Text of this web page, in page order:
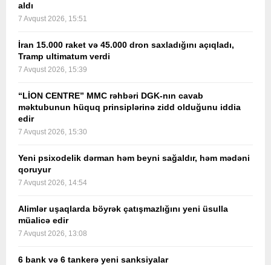
aldı
7 Avqust 2026, 15:51
İran 15.000 raket və 45.000 dron saxladığını açıqladı,
Tramp ultimatum verdi
7 Avqust 2026, 15:39
“LİON CENTRE” MMC rəhbəri DGK-nın cavab
məktubunun hüquq prinsiplərinə zidd olduğunu iddia
edir
7 Avqust 2026, 15:30
Yeni psixodelik dərman həm beyni sağaldır, həm mədəni
qoruyur
7 Avqust 2026, 14:54
Alimlər uşaqlarda böyrək çatışmazlığını yeni üsulla
müalicə edir
7 Avqust 2026, 13:08
6 bank və 6 tankerə yeni sanksiyalar